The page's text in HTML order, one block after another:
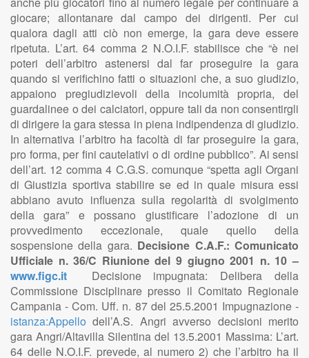
giocare; allontanare dal campo dei dirigenti. Per cui
qualora dagli atti ciò non emerge, la gara deve essere
ripetuta. L’art. 64 comma 2 N.O.I.F. stabilisce che “è nei
poteri dell’arbitro astenersi dal far proseguire la gara
quando si verifichino fatti o situazioni che, a suo giudizio,
appaiono pregiudizievoli della incolumità propria, del
guardalinee o dei calciatori, oppure tali da non consentirgli
di dirigere la gara stessa in piena indipendenza di giudizio.
In alternativa l’arbitro ha facoltà di far proseguire la gara,
pro forma, per fini cautelativi o di ordine pubblico”. Ai sensi
dell’art. 12 comma 4 C.G.S. comunque “spetta agli Organi
di Giustizia sportiva stabilire se ed in quale misura essi
abbiano avuto influenza sulla regolarità di svolgimento
della gara” e possano giustificare l’adozione di un
provvedimento eccezionale, quale quello della
sospensione della gara. Decisione C.A.F.: Comunicato
Ufficiale n. 36/C Riunione del 9 giugno 2001 n. 10 –
www.figc.it
Decisione impugnata: Delibera della
Commissione Disciplinare presso il Comitato Regionale
Campania - Com. Uff. n. 87 del 25.5.2001 Impugnazione -
istanza:Appello dell’A.S. Angri avverso decisioni merito
gara Angri/Altavilla Silentina del 13.5.2001 Massima: L’art.
64 delle N.O.I.F. prevede, al numero 2) che l’arbitro ha il